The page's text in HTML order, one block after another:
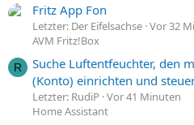
Fritz App Fon
Letzter: Der Eifelsachse Vor 32
AVM Fritz!Box
R
Suche Luftentfeuchter, den
(Konto) einrichten und
Letzter: RudiP Vor 41 Minuten
Home Assistant